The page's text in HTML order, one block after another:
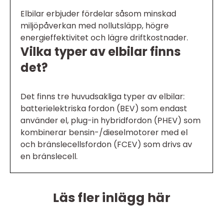
Elbilar erbjuder fördelar såsom minskad
miljöpåverkan med nollutsläpp, högre
energieffektivitet och lägre driftkostnader.
Vilka typer av elbilar finns
det?
Det finns tre huvudsakliga typer av elbilar:
batterielektriska fordon (BEV) som endast
använder el, plug-in hybridfordon (PHEV) som
kombinerar bensin-/dieselmotorer med el
och bränslecellsfordon (FCEV) som drivs av
en bränslecell.
Läs fler inlägg här